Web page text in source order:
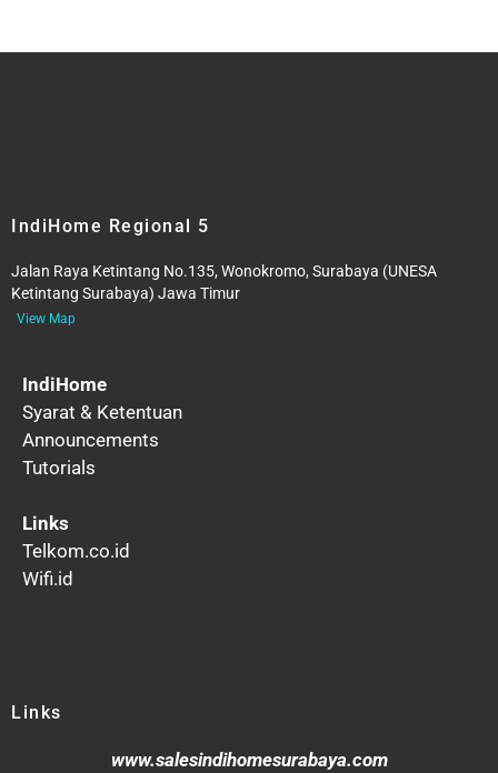
IndiHome Regional 5
Jalan Raya Ketintang No.135, Wonokromo, Surabaya (UNESA
Ketintang Surabaya) Jawa Timur
View Map
IndiHome
Syarat & Ketentuan
Announcements
Tutorials
Links
Telkom.co.id
Wifi.id
Links
www.salesindihomesurabaya.com